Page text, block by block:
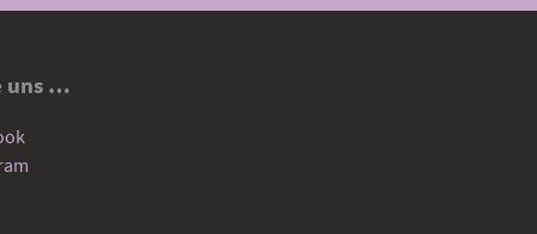
uns …